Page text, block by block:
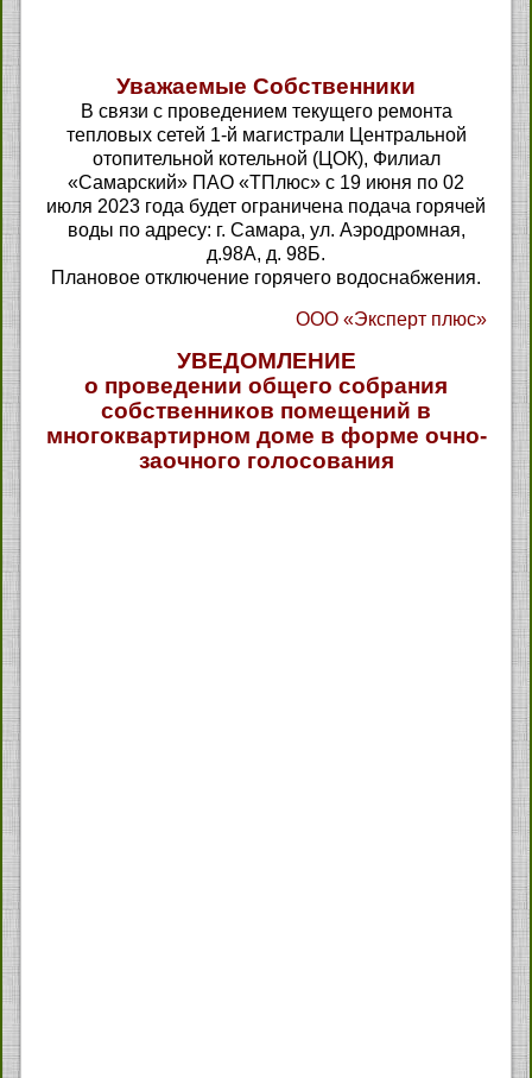
Уважаемые Собственники
В связи с проведением текущего ремонта
тепловых сетей 1-й магистрали Центральной
отопительной котельной (ЦОК), Филиал
«Самарский» ПАО «ТПлюс» с 19 июня по 02
июля 2023 года будет ограничена подача горячей
воды по адресу: г. Самара, ул. Аэродромная,
д.98А, д. 98Б.
Плановое отключение горячего водоснабжения.
ООО «Эксперт плюс»
УВЕДОМЛЕНИЕ
о проведении общего собрания
собственников помещений в
многоквартирном доме в форме очно-
заочного голосования